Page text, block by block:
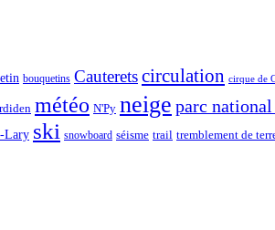
bouquetins Cauteretscirculation cirque de
météo N'Py neige parc national
Lary ski snowboard séisme trail tremblement de